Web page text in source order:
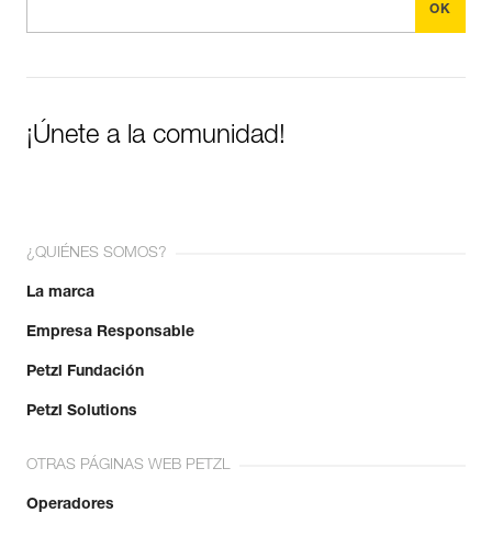
¡Únete a la comunidad!
¿QUIÉNES SOMOS?
La marca
Empresa Responsable
Petzl Fundación
Petzl Solutions
OTRAS PÁGINAS WEB PETZL
Operadores